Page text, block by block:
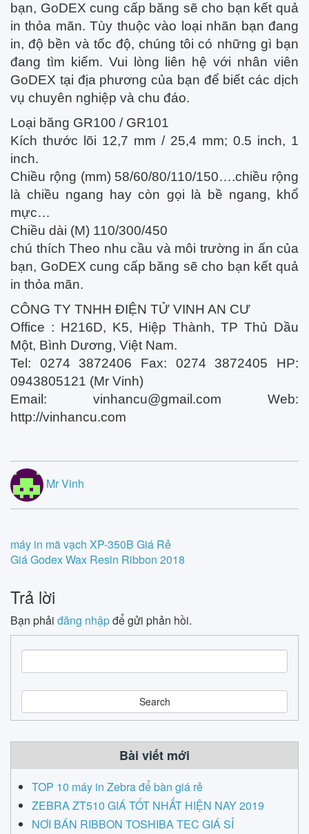
bạn, GoDEX cung cấp băng sẽ cho bạn kết quả
in thỏa mãn. Tùy thuộc vào loại nhãn bạn đang
in, độ bền và tốc độ, chúng tôi có những gì bạn
đang tìm kiếm. Vui lòng liên hệ với nhân viên
GoDEX tại địa phương của bạn để biết các dịch
vụ chuyên nghiệp và chu đáo.
Loại băng GR100 / GR101
Kích thước lõi 12,7 mm / 25,4 mm; 0.5 inch, 1
inch.
Chiều rộng (mm) 58/60/80/110/150….chiều rộng
là chiều ngang hay còn gọi là bề ngang, khổ
mực…
Chiều dài (M) 110/300/450
chú thích Theo nhu cầu và môi trường in ấn của
bạn, GoDEX cung cấp băng sẽ cho bạn kết quả
in thỏa mãn.
CÔNG TY TNHH ĐIỆN TỬ VINH AN CƯ
Office : H216D, K5, Hiệp Thành, TP Thủ Dầu
Một, Bình Dương, Việt Nam.
Tel: 0274 3872406 Fax: 0274 3872405 HP:
0943805121 (Mr Vinh)
Email: vinhancu@gmail.com Web:
http://vinhancu.com
Mr Vinh
Post
navigation
máy in mã vạch XP-350B Giá Rẻ
Giá Godex Wax Resin Ribbon 2018
Trả lời
Bạn phải đăng nhậpđể gửi phản hồi.
e
a
r
c
Bài viết mới
TOP 10 máy in Zebra để bàn giá rẻ
ZEBRA ZT510 GIÁ TỐT NHẤT HIỆN NAY 2019
NƠI BÁN RIBBON TOSHIBA TEC GIÁ SỈ